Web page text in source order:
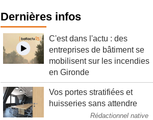
Dernières infos
C'est dans l'actu : des
entreprises de bâtiment se
mobilisent sur les incendies
en Gironde
Vos portes stratifiées et
huisseries sans attendre
Rédactionnel native